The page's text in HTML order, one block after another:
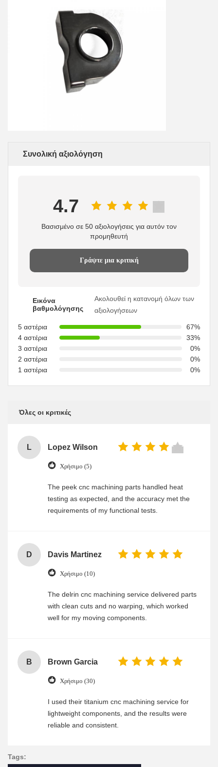
Συνολική αξιολόγηση
4.7
Βασισμένο σε 50 αξιολογήσεις για αυτόν τον
προμηθευτή
Γράψτε μια κριτική
Εικόνα
βαθμολόγησης
Ακολουθεί η κατανομή όλων των
αξιολογήσεων
5 αστέρια
67%
4 αστέρια
33%
3 αστέρια
0%
2 αστέρια
0%
1 αστέρια
0%
Όλες οι κριτικές
L Lopez Wilson
Χρήσιμο (5)
The peek cnc machining parts handled heat
testing as expected, and the accuracy met the
requirements of my functional tests.
D Davis Martinez
Χρήσιμο (10)
The delrin cnc machining service delivered parts
with clean cuts and no warping, which worked
well for my moving components.
B Brown Garcia
Χρήσιμο (30)
I used their titanium cnc machining service for
lightweight components, and the results were
reliable and consistent.
Tags: